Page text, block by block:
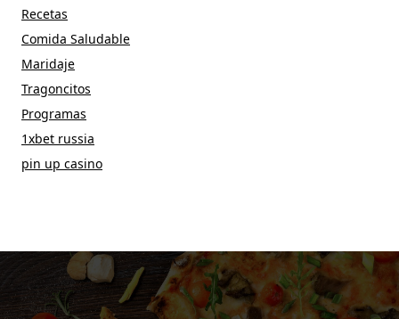
Recetas
Comida Saludable
Maridaje
Tragoncitos
Programas
1xbet russia
pin up casino